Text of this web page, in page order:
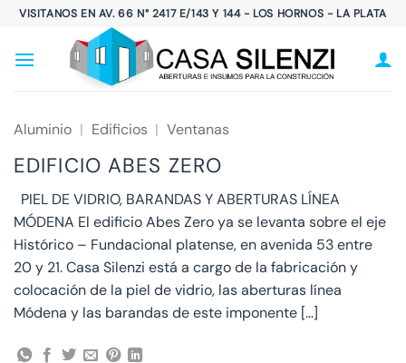
Saltar
contenido
VISITANOS EN AV. 66 N° 2417 E/143 Y 144 - LOS HORNOS - LA PLATA
Aluminio | Edificios | Ventanas
EDIFICIO ABES ZERO
PIEL DE VIDRIO, BARANDAS Y ABERTURAS LÍNEA
MÓDENA El edificio Abes Zero ya se levanta sobre el eje
Histórico – Fundacional platense, en avenida 53 entre
20 y 21. Casa Silenzi está a cargo de la fabricación y
colocación de la piel de vidrio, las aberturas línea
Módena y las barandas de este imponente […]